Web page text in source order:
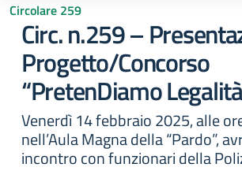
Circolare 259
Circ. n.259 –
Progetto/Concorso
“PretenDiamo
Venerdì 14 febbraio 2025, alle
nell’Aula Magna della “Pardo”,
incontro con funzionari della